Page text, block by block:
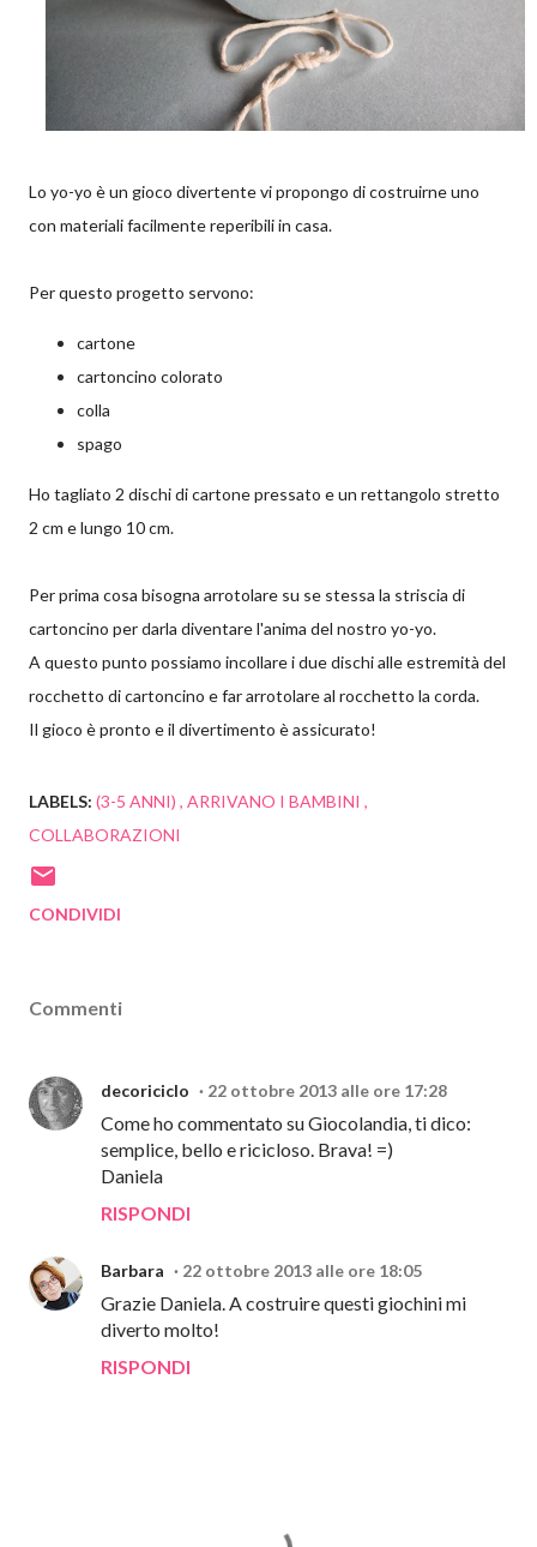
Lo yo-yo è un gioco divertente vi propongo di costruirne uno
con materiali facilmente reperibili in casa.
Per questo progetto servono:
cartone
cartoncino colorato
colla
spago
Ho tagliato 2 dischi di cartone pressato e un rettangolo stretto
2 cm e lungo 10 cm.
Per prima cosa bisogna arrotolare su se stessa la striscia di
cartoncino per darla diventare l'anima del nostro yo-yo.
A questo punto possiamo incollare i due dischi alle estremità del
rocchetto di cartoncino e far arrotolare al rocchetto la corda.
Il gioco è pronto e il divertimento è assicurato!
LABELS: (3-5 ANNI) ARRIVANO I BAMBINI
COLLABORAZIONI
CONDIVIDI
Commenti
decoriciclo 22 ottobre 2013 alle ore 17:28
Come ho commentato su Giocolandia, ti dico:
semplice, bello e ricicloso. Brava! =)
Daniela
RISPONDI
Barbara 22 ottobre 2013 alle ore 18:05
Grazie Daniela. A costruire questi giochini mi
diverto molto!
RISPONDI